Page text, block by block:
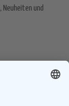
Neuheiten und
und
anstehende